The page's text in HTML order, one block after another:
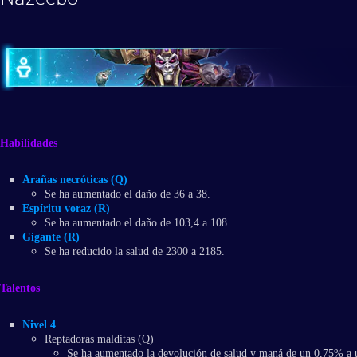
Habilidades
Arañas necróticas (Q)
Se ha aumentado el daño de 36 a 38.
Espíritu voraz (R)
Se ha aumentado el daño de 103,4 a 108.
Gigante (R)
Se ha reducido la salud de 2300 a 2185.
Talentos
Nivel 4
Reptadoras malditas (Q)
Se ha aumentado la devolución de salud y maná de un 0,75% a